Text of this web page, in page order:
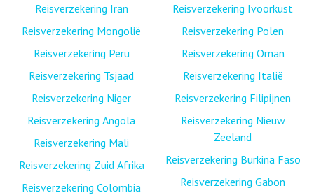
Reisverzekering Iran
Reisverzekering Mongolië
Reisverzekering Peru
Reisverzekering Tsjaad
Reisverzekering Niger
Reisverzekering Angola
Reisverzekering Mali
Reisverzekering Zuid Afrika
Reisverzekering Colombia
Reisverzekering Ivoorkust
Reisverzekering Polen
Reisverzekering Oman
Reisverzekering Italië
Reisverzekering Filipijnen
Reisverzekering Nieuw
Zeeland
Reisverzekering Burkina Faso
Reisverzekering Gabon